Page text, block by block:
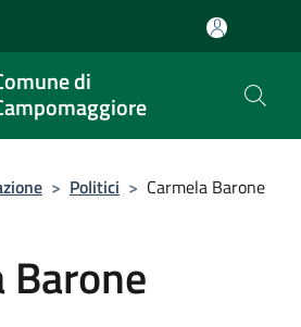
di
> Politici > Carmela Barone
Barone